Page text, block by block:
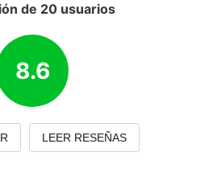
de 20 usuarios
8.6
LEER RESEÑAS